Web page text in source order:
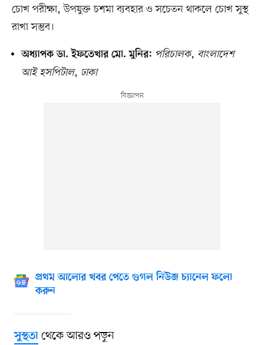
চোখ পরীক্ষা, উপযুক্ত চশমা ব্যবহার ও সচেতন থাকলে চোখ সুস্থ
রাখা সম্ভব।
অধ্যাপক ডা. ইফতেখার মো. মুনির: পরিচালক, বাংলাদেশ
আই হসপিটাল, ঢাকা
প্রথম আলোর খবর পেতে গুগল নিউজ চ্যানেল ফলো
করুন
সুস্থতাথেকে আরও পড়ুন